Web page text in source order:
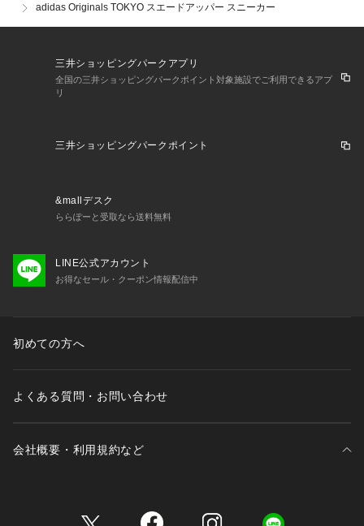
2026SS商品
商品番号:33-01-62-01609
限り出荷させていただいております。
メーカー製品コード： JI0182
adidas Originals TOKYO スエードアッパー スニーカー
三井ショッピングパークアプリ
全国の三井ショッピングパークポイント対象施設でご利用できるアプ
リ
三井ショッピングパークポイント
&mallデスク
ららぽーと受取なら送料無料
LINE公式アカウント
お得なセール・クーポン情報配信中
初めての方へ
よくある質問・お問い合わせ
会社概要・利用規約など